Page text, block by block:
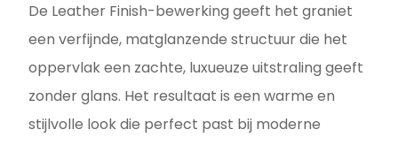
De Leather Finish-bewerking geeft het graniet
een verfijnde, matglanzende structuur die het
oppervlak een zachte, luxueuze uitstraling geeft
zonder glans. Het resultaat is een warme en
stijlvolle look die perfect past bij moderne